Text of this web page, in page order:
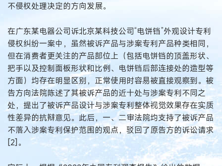
不侵权处理决定的方向发展。
在广东某电器公司诉北京某科技公司“电饼铛”外观设计专利
侵权纠纷一案中，虽然被诉产品与涉案专利产品种类相同，
但在消费者更关注的产品部位上（包括电饼铛的顶盖形状、
把手以及控制面板形状和比例、电饼铛后部连接处的造型等
方面）均存在明显区别，正常使用时容易被直接观察到。被
告方向法院陈述了其被诉产品的近十处与涉案专利不同之
处，提出了被诉产品设计与涉案专利整体视觉效果存在实质
性差异的抗辩意见。此后，一、二审法院均支持了被诉产品
不落入涉案专利保护范围的观点，驳回了原告方的诉讼请求
[2]。